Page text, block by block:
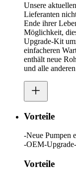
Unsere
Lieferanten
Ende ihrer
Möglichkeit,
Upgrade-Kit
einfacheren
enthält neue
und alle
Vorteile
-Neue Pumpen
-OEM-
Vorteile